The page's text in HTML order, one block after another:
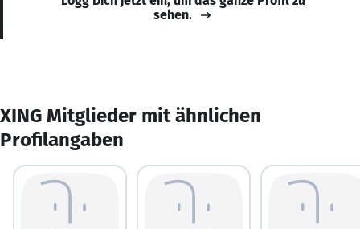
sehen.
XING Mitglieder mit ähnlichen
Profilangaben